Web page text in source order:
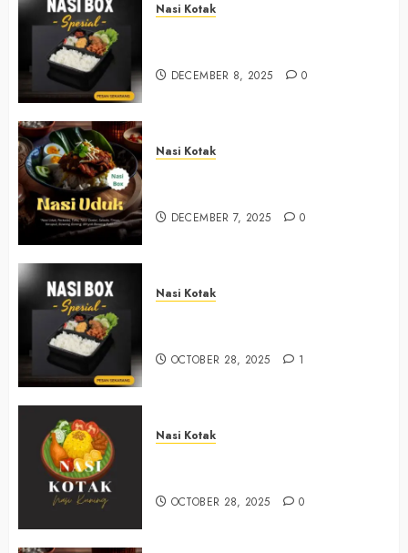
Nasi Kotak
DECEMBER 8, 2025 0
Nasi Kotak
DECEMBER 7, 2025 0
Nasi Kotak
OCTOBER 28, 2025 1
Nasi Kotak
OCTOBER 28, 2025 0